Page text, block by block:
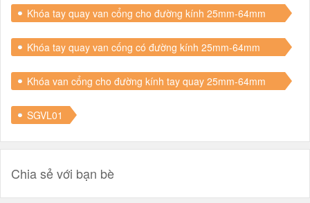
Khóa tay quay van cổng cho đường kính 25mm-64mm
Khóa tay quay van cống có đường kính 25mm-64mm
Khóa van cổng cho đường kính tay quay 25mm-64mm
SGVL01
Chia sẻ với bạn bè